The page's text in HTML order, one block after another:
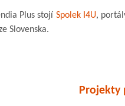
Plus stojí Spolek I4U,
Slovenska.
Projekty